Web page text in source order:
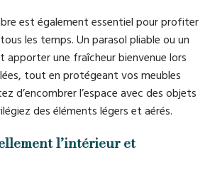
est également essentiel pour profiter
les temps. Un parasol pliable ou un
apporter une fraîcheur bienvenue lors
tout en protégeant vos meubles
d’encombrer l’espace avec des objets
des éléments légers et aérés.
l’intérieur et